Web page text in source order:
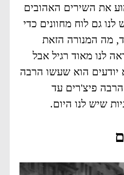
את השירים האהובים
לנו גם לוח מחוונים כדי
מה המנורה הזאת
לנו מאוד רגיל אבל
הוא שעשו הרבה
הרבה פיצ'רים עד
שיש לנו היום.